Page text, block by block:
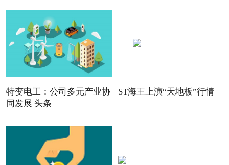
特变电工：公司多元产业协
同发展 头条
ST海王上演“天地板”行情